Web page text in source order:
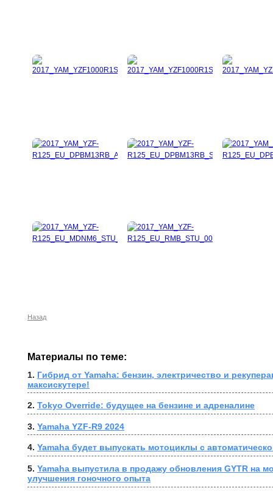
Назад
Материалы по теме:
1. Гибрид от Yamaha: бензин, электричество и
максискутере!
2. Tokyo Override: будущее на бензине и адреналине
3. Yamaha YZF-R9 2024
4. Yamaha будет выпускать мотоциклы с
5. Yamaha выпустила в продажу обновления GYTR на
улучшения гоночного опыта